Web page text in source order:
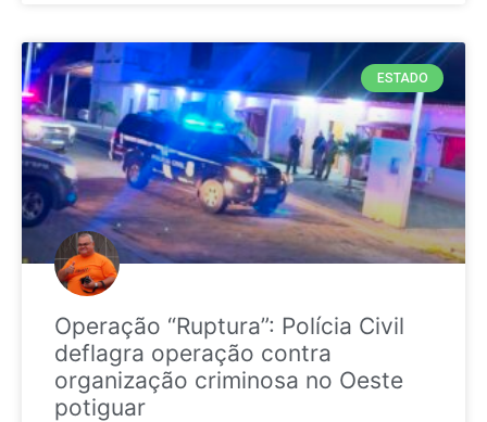
ESTADO
Operação “Ruptura”: Polícia Civil
deflagra operação contra
organização criminosa no Oeste
potiguar